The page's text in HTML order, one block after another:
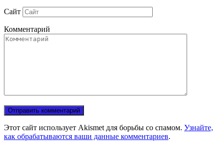
Сайт
Комментарий
Этот сайт использует Akismet для борьбы со спамом. Узнайте,
как обрабатываются ваши данные комментариев.